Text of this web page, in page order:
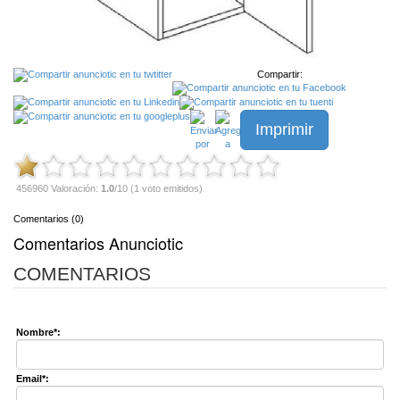
Compartir:
Imprimir
456960 Valoración: 1.0/10 (1 voto emitidos)
Comentarios (0)
Comentarios Anunciotic
COMENTARIOS
Nombre*:
Email*: